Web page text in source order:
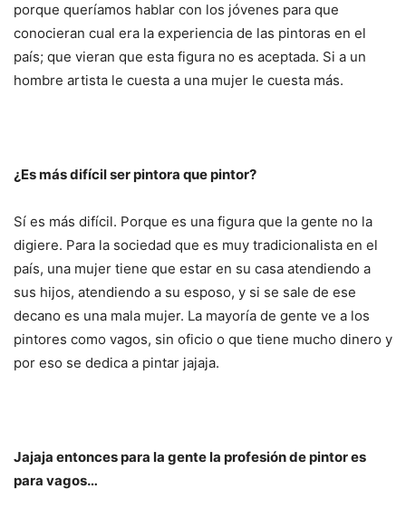
porque queríamos hablar con los jóvenes para que
conocieran cual era la experiencia de las pintoras en el
país; que vieran que esta figura no es aceptada. Si a un
hombre artista le cuesta a una mujer le cuesta más.
¿Es más difícil ser pintora que pintor?
Sí es más difícil. Porque es una figura que la gente no la
digiere. Para la sociedad que es muy tradicionalista en el
país, una mujer tiene que estar en su casa atendiendo a
sus hijos, atendiendo a su esposo, y si se sale de ese
decano es una mala mujer. La mayoría de gente ve a los
pintores como vagos, sin oficio o que tiene mucho dinero y
por eso se dedica a pintar jajaja.
Jajaja entonces para la gente la profesión de pintor es
para vagos…